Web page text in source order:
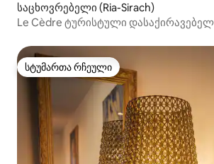
საცხოვრებელი (Ria-Sirach)
Le Cèdre ტურისტული
სტუმართა რჩეული
სტუმართა რჩეული